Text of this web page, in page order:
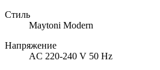
Стиль
Maytoni Modern
Напряжение
AC 220-240 V 50 Hz